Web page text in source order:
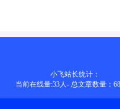
小飞站长统计：
当前在线量:33 人 - 总文章数量：